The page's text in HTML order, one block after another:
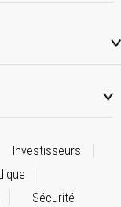
Investisseurs
Sécurité